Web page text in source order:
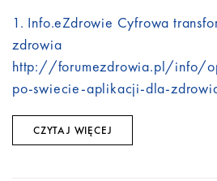
1. Info.eZdrowie Cyfrowa
zdrowia
http://forumezdrowia.pl/info/
po-swiecie-aplikacji-dla-
CZYTAJ WIĘCEJ